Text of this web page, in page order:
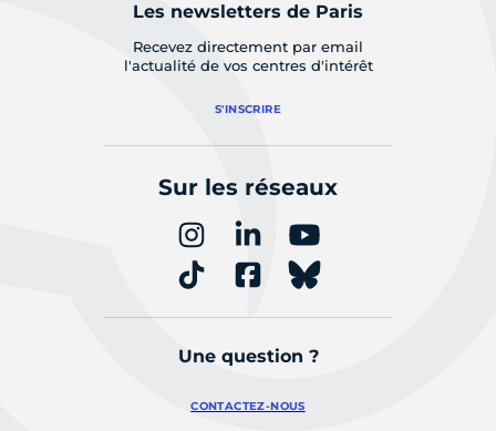
Les newsletters de Paris
Recevez directement par email
l'actualité de vos centres d'intérêt
S'INSCRIRE
Sur les réseaux
Une question ?
CONTACTEZ-NOUS